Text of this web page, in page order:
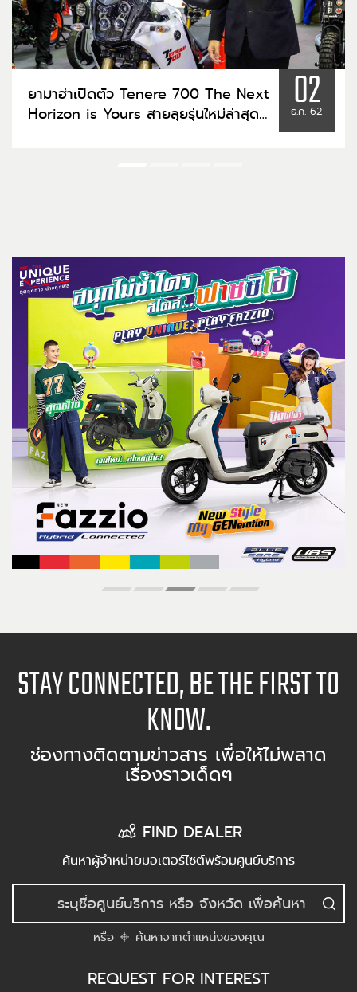
ยามาฮ่าเปิดตัว Tenere 700 The Next
Horizon is Yours สายลุยรุ่นใหม่ล่าสุด
02
ธ.ค. 62
STAY CONNECTED, BE THE FIRST TO
KNOW.
ช่องทางติดตามข่าวสาร เพื่อให้ไม่พลาด
เรื่องราวเด็ดๆ
FIND DEALER
ค้นหาผู้จำหน่ายมอเตอร์ไซต์พร้อมศูนย์บริการ
หรือ ค้นหาจากตำแหน่งของคุณ
REQUEST FOR INTEREST